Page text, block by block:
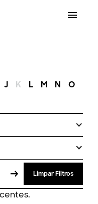
J K L M N O
Limpar Filtros